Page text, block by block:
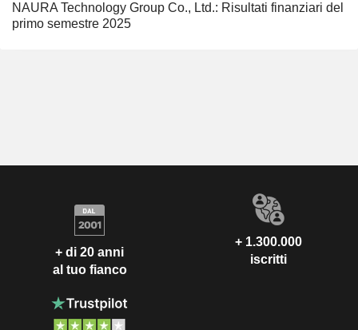
NAURA Technology Group Co., Ltd.: Risultati finanziari del
primo semestre 2025
+ di 20 anni
al tuo fianco
+ 1.300.000
iscritti